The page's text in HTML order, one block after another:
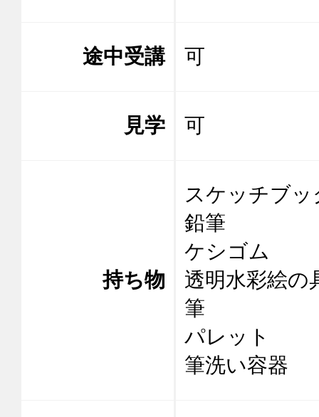
途中受講 可
見学 可
持ち物
スケッチブ
鉛筆
ケシゴム
透明水彩絵の
筆
パレット
筆洗い容器